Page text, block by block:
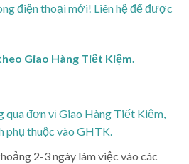
điện thoại mới! Liên hệ để được
Giao Hàng Tiết Kiệm.
qua đơn vị Giao Hàng Tiết Kiệm,
thuộc vào GHTK.
2-3 ngày làm việc vào các